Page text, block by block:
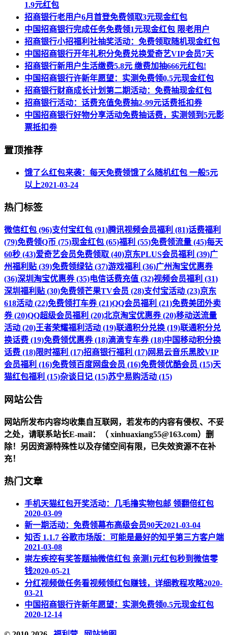
1.9元红包
招商银行老用户6月首登免费领取3元现金红包
中国招商银行完成任务免费领1元现金红包 限老用户
招商银行小招福利社抽奖活动：免费领取随机现金红包
中国招商银行开年礼积分免费兑换爱奇艺VIP会员7天
招商银行新用户生活缴费5.8元 缴费加抽666元红包!
中国招商银行许新年愿望：实测免费领0.5元现金红包
招商银行财商成长计划第二期活动：免费抽现金红包
招商银行活动：话费充值免费抽2-99元话费抵扣券
中国招商银行好物分享活动免费抽话费，实测领到5元影
票抵扣劵
置顶推荐
饿了么红包来袭：每天免费领饿了么随机红包 一般5元
以上2021-03-24
热门标签
微信红包 (96)支付宝红包 (91)腾讯视频会员福利 (81)话费福利
(79)免费领Q币 (75)现金红包 (65)福利 (55)免费领流量 (45)每天
60秒 (43)爱奇艺会员免费领取 (40)京东PLUS会员福利 (39)广
州福利贴 (39)免费领绿钻 (37)游戏福利 (36)广州淘宝优惠券
(36)深圳淘宝优惠券 (35)电信话费充值 (32)视频会员福利 (31)
深圳福利贴 (30)免费领芒果TV会员 (28)支付宝活动 (23)京东
618活动 (22)免费领打车券 (21)QQ会员福利 (21)免费美团外卖
券 (20)QQ超级会员福利 (20)北京淘宝优惠券 (20)移动送流量
活动 (20)王者荣耀福利活动 (19)联通积分兑换 (19)联通积分兑
换话费 (19)免费领优惠券 (18)滴滴专车券 (18)中国移动积分换
话费 (18)限时福利 (17)招商银行福利 (17)网易云音乐黑胶VIP
会员福利 (16)免费领百度网盘会员 (16)免费领优酷会员 (15)天
猫红包福利 (15)杂谈日记 (15)苏宁易购活动 (15)
网站公告
网站所发布内容均收集自互联网，若发布的内容有侵权、不妥
之处，请联系站长E-mail：（ xinhuaxiang55@163.com）删
除！另因资源特殊性以及存储空间有限，已失效资源不在补
充！
热门文章
手机天猫红包开奖活动：几毛撸实物包邮 领翻倍红包
2020-03-09
新一期活动：免费领幕布高级会员90天2021-03-04
知否 1.1.7 谷歌市场版：可能是最好的知乎第三方客户端
2021-03-08
崇左疾控有奖答题抽微信红包 亲测1元红包秒到微信零
钱2020-05-21
分红视频做任务看视频领红包赚钱，详细教程攻略2020-
03-21
中国招商银行许新年愿望：实测免费领0.5元现金红包
2020-12-14